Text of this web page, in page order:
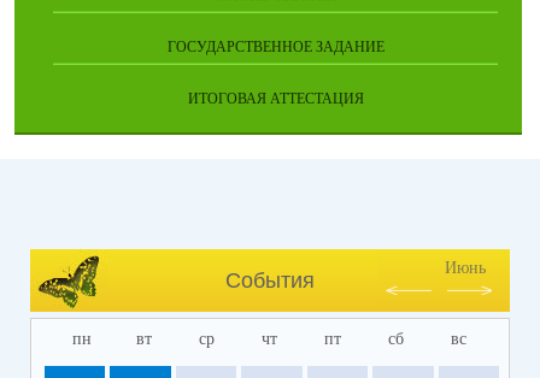
ГОСУДАРСТВЕННОЕ ЗАДАНИЕ
ИТОГОВАЯ АТТЕСТАЦИЯ
События
Июнь
пн вт ср чт пт сб вс